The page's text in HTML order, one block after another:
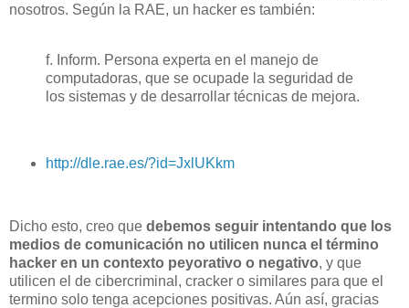
nosotros. Según la RAE, un hacker es también:
f. Inform. Persona experta en el manejo de
computadoras, que se ocupade la seguridad de
los sistemas y de desarrollar técnicas de mejora.
http://dle.rae.es/?id=JxlUKkm
Dicho esto, creo que debemos seguir intentando que los
medios de comunicación no utilicen nunca el término
hacker en un contexto peyorativo o negativo, y que
utilicen el de cibercriminal, cracker o similares para que el
termino solo tenga acepciones positivas. Aún así, gracias